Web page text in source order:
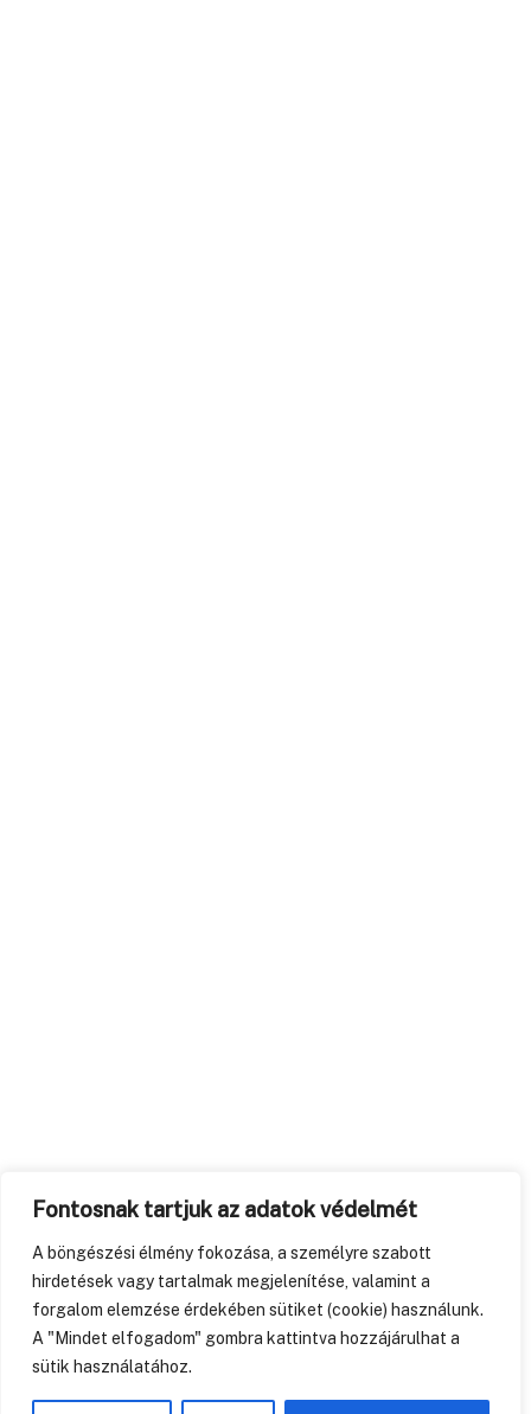
Fontosnak tartjuk az adatok védelmét
A böngészési élmény fokozása, a személyre szabott
hirdetések vagy tartalmak megjelenítése, valamint a
forgalom elemzése érdekében sütiket (cookie) használunk.
A "Mindet elfogadom" gombra kattintva hozzájárulhat a
sütik használatához.